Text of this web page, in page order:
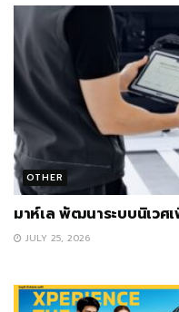
OTHER
มาห์เล พัฒนาระบบนิเว
JULY 25, 2026